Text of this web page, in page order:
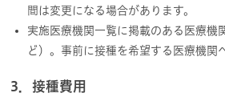
間は変更になる場合があります。
実施医療機関一覧に掲載のある医療
ど）。事前に接種を希望する医療機関
3．接種費用